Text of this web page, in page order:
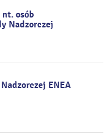
osób
Nadzorczej
ENEA